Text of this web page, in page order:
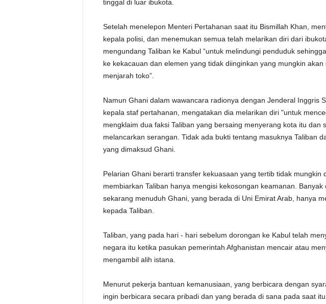
tinggal di luar ibukota.
Setelah menelepon Menteri Pertahanan saat itu Bismillah Khan,
kepala polisi, dan menemukan semua telah melarikan diri dari
mengundang Taliban ke Kabul “untuk melindungi penduduk
ke kekacauan dan elemen yang tidak diinginkan yang mungkin akan
menjarah toko”.
Namun Ghani dalam wawancara radionya dengan Jenderal Inggris
kepala staf pertahanan, mengatakan dia melarikan diri "untuk
mengklaim dua faksi Taliban yang bersaing menyerang kota itu dan
melancarkan serangan. Tidak ada bukti tentang masuknya Taliban
yang dimaksud Ghani.
Pelarian Ghani berarti transfer kekuasaan yang tertib tidak mungkin
membiarkan Taliban hanya mengisi kekosongan keamanan. Banyak
sekarang menuduh Ghani, yang berada di Uni Emirat Arab, hanya
kepada Taliban.
Taliban, yang pada hari - hari sebelum dorongan ke Kabul telah
negara itu ketika pasukan pemerintah Afghanistan mencair atau
mengambil alih istana.
Menurut pekerja bantuan kemanusiaan, yang berbicara dengan
ingin berbicara secara pribadi dan yang berada di sana pada saat